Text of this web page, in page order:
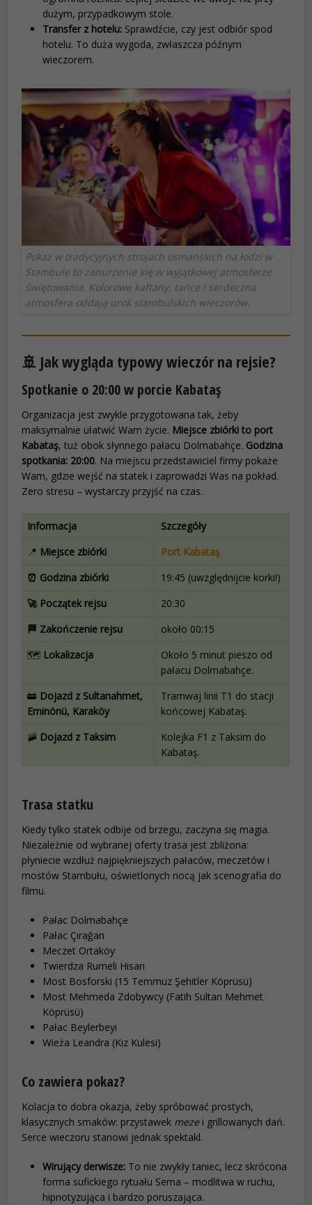
dużym, przypadkowym stole.
Transfer z hotelu: Sprawdźcie, czy jest odbiór spod
hotelu. To duża wygoda, zwłaszcza późnym
wieczorem.
Pokaz w tradycyjnych strojach osmańskich na łodzi w
Stambule to zanurzenie się w wyjątkowej atmosferze
świętowania. Kolorowe kaftany, tańce i serdeczna
atmosfera oddają urok stambulskich wieczorów.
🚢 Jak wygląda typowy wieczór na rejsie?
Spotkanie o 20:00 w porcie Kabataş
Organizacja jest zwykle przygotowana tak, żeby
maksymalnie ułatwić Wam życie. Miejsce zbiórki to port
Kabataş, tuż obok słynnego pałacu Dolmabahçe. Godzina
spotkania: 20:00. Na miejscu przedstawiciel firmy pokaże
Wam, gdzie wejść na statek i zaprowadzi Was na pokład.
Zero stresu – wystarczy przyjść na czas.
Informacja
Szczegóły
📍 Miejsce zbiórki
Port Kabataş
⏰ Godzina zbiórki
19:45 (uwzględnijcie korki!)
🚀 Początek rejsu
20:30
🏁 Zakończenie rejsu
około 00:15
🗺️ Lokalizacja
Około 5 minut pieszo od
pałacu Dolmabahçe.
🚋 Dojazd z Sultanahmet,
Eminönü, Karaköy
Tramwaj linii T1 do stacji
końcowej Kabataş.
🚠 Dojazd z Taksim
Kolejka F1 z Taksim do
Kabataş.
Trasa statku
Kiedy tylko statek odbije od brzegu, zaczyna się magia.
Niezależnie od wybranej oferty trasa jest zbliżona:
płyniecie wzdłuż najpiękniejszych pałaców, meczetów i
mostów Stambułu, oświetlonych nocą jak scenografia do
filmu.
Pałac Dolmabahçe
Pałac Çırağan
Meczet Ortaköy
Twierdza Rumeli Hisarı
Most Bosforski (15 Temmuz Şehitler Köprüsü)
Most Mehmeda Zdobywcy (Fatih Sultan Mehmet
Köprüsü)
Pałac Beylerbeyi
Wieża Leandra (Kız Kulesi)
Co zawiera pokaz?
Kolacja to dobra okazja, żeby spróbować prostych,
klasycznych smaków: przystawek mezei grillowanych dań.
Serce wieczoru stanowi jednak spektakl.
Wirujący derwisze: To nie zwykły taniec, lecz skrócona
forma sufickiego rytuału Sema – modlitwa w ruchu,
hipnotyzująca i bardzo poruszająca.